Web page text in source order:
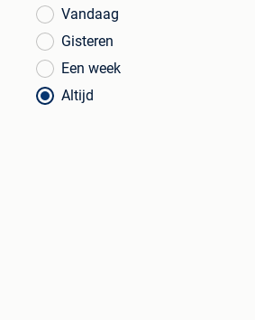
Vandaag
Gisteren
Een week
Altijd